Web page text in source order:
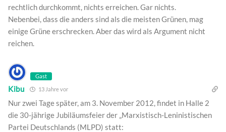
rechtlich durchkommt, nichts erreichen. Gar nichts.
Nebenbei, dass die anders sind als die meisten Grünen, mag
einige Grüne erschrecken. Aber das wird als Argument nicht
reichen.
Gast
Kibu 13 Jahre vor
Nur zwei Tage später, am 3. November 2012, findet in Halle 2
die 30-jährige Jubiläumsfeier der „Marxistisch-Leninistischen
Partei Deutschlands (MLPD) statt: